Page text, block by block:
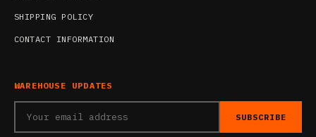
SHIPPING POLICY
CONTACT INFORMATION
WAREHOUSE UPDATES
SUBSCRIBE